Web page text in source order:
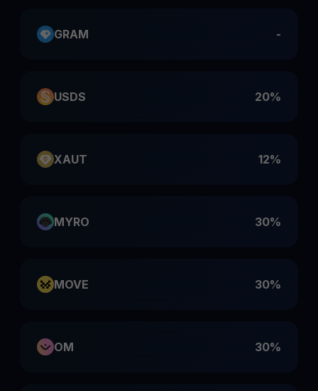
GRAM -
USDS 20%
XAUT 12%
MYRO 30%
MOVE 30%
OM 30%